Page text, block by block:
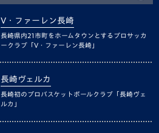
V・ファーレン長崎
長崎県内21市町をホームタウンとするプロサッカ
ークラブ「V・ファーレン長崎」
長崎ヴェルカ
長崎初のプロバスケットボールクラブ「長崎ヴェ
ルカ」